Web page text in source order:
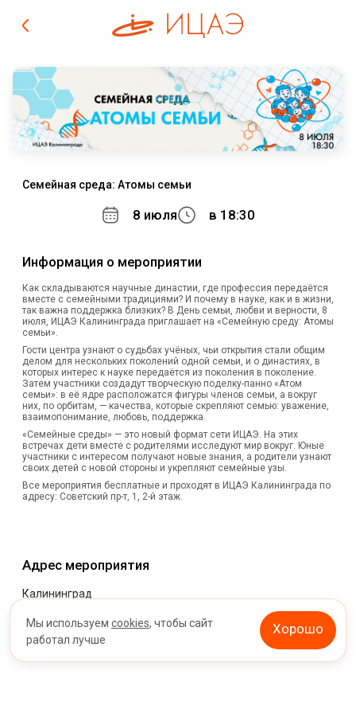
Семейная среда: Атомы семьи
8 июля в 18:30
Информация о мероприятии
Как складываются научные династии, где профессия передаётся
вместе с семейными традициями? И почему в науке, как и в жизни,
так важна поддержка близких? В День семьи, любви и верности, 8
июля, ИЦАЭ Калининграда приглашает на «Семейную среду: Атомы
семьи».
Гости центра узнают о судьбах учёных, чьи открытия стали общим
делом для нескольких поколений одной семьи, и о династиях, в
которых интерес к науке передаётся из поколения в поколение.
Затем участники создадут творческую поделку-панно «Атом
семьи»: в её ядре расположатся фигуры членов семьи, а вокруг
них, по орбитам, — качества, которые скрепляют семью: уважение,
взаимопонимание, любовь, поддержка.
«Семейные среды» — это новый формат сети ИЦАЭ. На этих
встречах дети вместе с родителями исследуют мир вокруг. Юные
участники с интересом получают новые знания, а родители узнают
своих детей с новой стороны и укрепляют семейные узы.
Все мероприятия бесплатные и проходят в ИЦАЭ Калининграда по
адресу: Советский пр-т, 1, 2-й этаж.
Адрес мероприятия
Калининград
Мы используем cookies, чтобы сайт
работал лучше
Хорошо